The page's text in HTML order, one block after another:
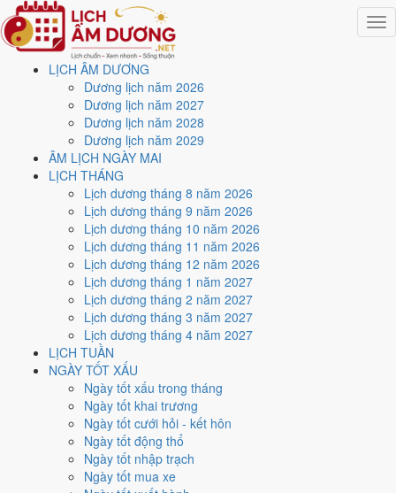
LỊCH ÂM DƯƠNG
Dương lịch năm 2026
Dương lịch năm 2027
Dương lịch năm 2028
Dương lịch năm 2029
ÂM LỊCH NGÀY MAI
LỊCH THÁNG
Lịch dương tháng 8 năm 2026
Lịch dương tháng 9 năm 2026
Lịch dương tháng 10 năm 2026
Lịch dương tháng 11 năm 2026
Lịch dương tháng 12 năm 2026
Lịch dương tháng 1 năm 2027
Lịch dương tháng 2 năm 2027
Lịch dương tháng 3 năm 2027
Lịch dương tháng 4 năm 2027
LỊCH TUẦN
NGÀY TỐT XẤU
Ngày tốt xấu trong tháng
Ngày tốt khai trương
Ngày tốt cưới hỏi - kết hôn
Ngày tốt động thổ
Ngày tốt nhập trạch
Ngày tốt mua xe
Trang chủ
Lịch năm 1981
Tháng 8/1981
Ngày 29/8/1981 (Kỷ Mão)
Xem ngày29/8/1981
lịch - Ngày 1/8 âm lịch (Kỷ
Mão) tốt hay xấu?
Ngày 29/8/1981 dương lịch (Thứ Bảy) là ngày 1/8/1981 âm lịch
Kỷ Mão- Chi khắc Can, Trực Phá, Sao Nữ, nạp âm Thành
Đầu Thổ. Tổng hòa, đây làNgày Đại Hungvới điểm trung bình
cho các việc quan trọng. Giờ Hoàng Đạo trong ngày:
Ngọ, Mùi, Dậu
Ngày Dương
Tháng 8 năm 1981
Tháng 8 âm năm 1981